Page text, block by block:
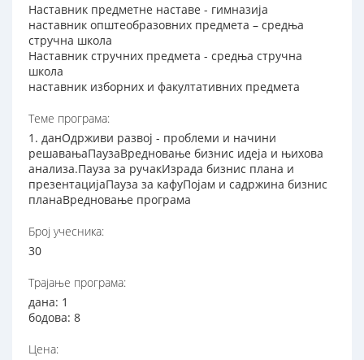
Наставник предметне наставе - гимназија
наставник општеобразовних предмета – средња
стручна школа
Наставник стручних предмета - средња стручна
школа
наставник изборних и факултативних предмета
Теме програма:
1. данОдрживи развој - проблеми и начини
решавањаПаузаВредновање бизнис идеја и њихова
анализа.Пауза за ручакИзрада бизнис плана и
презентацијаПауза за кафуПојам и садржина бизнис
планаВредновање програма
Број учесника:
30
Трајање програма:
дана: 1
бодова: 8
Цена: